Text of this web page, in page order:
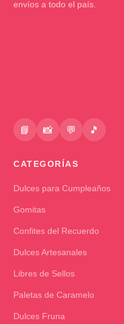
envíos a todo el país.
📘 📸 💬 🎵
CATEGORÍAS
Dulces para Cumpleaños
Gomitas
Confites del Recuerdo
Dulces Artesanales
Libres de Sellos
Paletas de Caramelo
Dulces Fruna